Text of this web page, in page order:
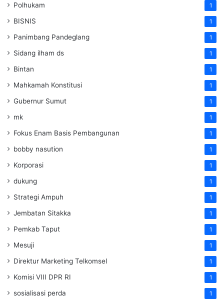
Polhukam 1
BISNIS 1
Panimbang Pandeglang 1
Sidang ilham ds 1
Bintan 1
Mahkamah Konstitusi 1
Gubernur Sumut 1
mk 1
Fokus Enam Basis Pembangunan 1
bobby nasution 1
Korporasi 1
dukung 1
Strategi Ampuh 1
Jembatan Sitakka 1
Pemkab Taput 1
Mesuji 1
Direktur Marketing Telkomsel 1
Komisi VIII DPR RI 1
sosialisasi perda 1